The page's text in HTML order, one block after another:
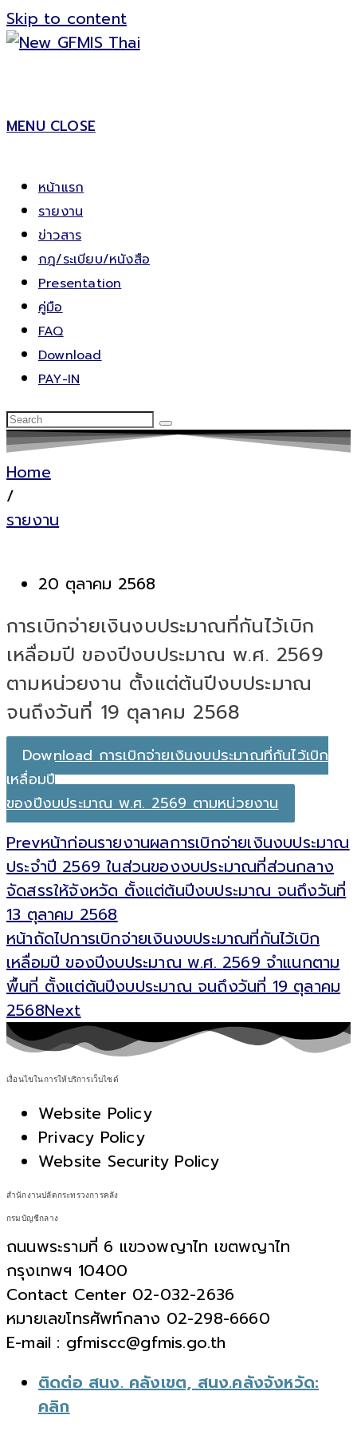
Skip to content
MENU CLOSE
หน้าแรก
รายงาน
ข่าวสาร
กฎ/ระเบียบ/หนังสือ
Presentation
คู่มือ
FAQ
Download
PAY-IN
Home
/
รายงาน
20 ตุลาคม 2568
การเบิกจ่ายเงินงบประมาณที่กันไว้เบิก
เหลื่อมปี ของปีงบประมาณ พ.ศ. 2569
ตามหน่วยงาน ตั้งแต่ต้นปีงบประมาณ
จนถึงวันที่ 19 ตุลาคม 2568
Download การเบิกจ่ายเงินงบประมาณที่กันไว้เบิก
เหลื่อมปี
ของปีงบประมาณ พ.ศ. 2569 ตามหน่วยงาน
Prevหน้าก่อนรายงานผลการเบิกจ่ายเงินงบประมาณ
ประจำปี 2569 ในส่วนของงบประมาณที่ส่วนกลาง
จัดสรรให้จังหวัด ตั้งแต่ต้นปีงบประมาณ จนถึงวันที่
13 ตุลาคม 2568
หน้าถัดไปการเบิกจ่ายเงินงบประมาณที่กันไว้เบิก
เหลื่อมปี ของปีงบประมาณ พ.ศ. 2569 จำแนกตาม
พื้นที่ ตั้งแต่ต้นปีงบประมาณ จนถึงวันที่ 19 ตุลาคม
2568Next
เงื่อนไขในการให้บริการเว็บไซต์
Website Policy
Privacy Policy
Website Security Policy
สำนักงานปลัดกระทรวงการคลัง
กรมบัญชีกลาง
ถนนพระรามที่ 6 แขวงพญาไท เขตพญาไท
กรุงเทพฯ 10400
Contact Center 02-032-2636
หมายเลขโทรศัพท์กลาง 02-298-6660
E-mail : gfmiscc@gfmis.go.th
ติดต่อ สนง. คลังเขต, สนง.คลังจังหวัด:
คลิก